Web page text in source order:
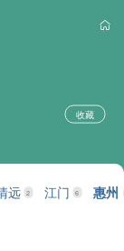
收藏
远 2 江门 6 惠州